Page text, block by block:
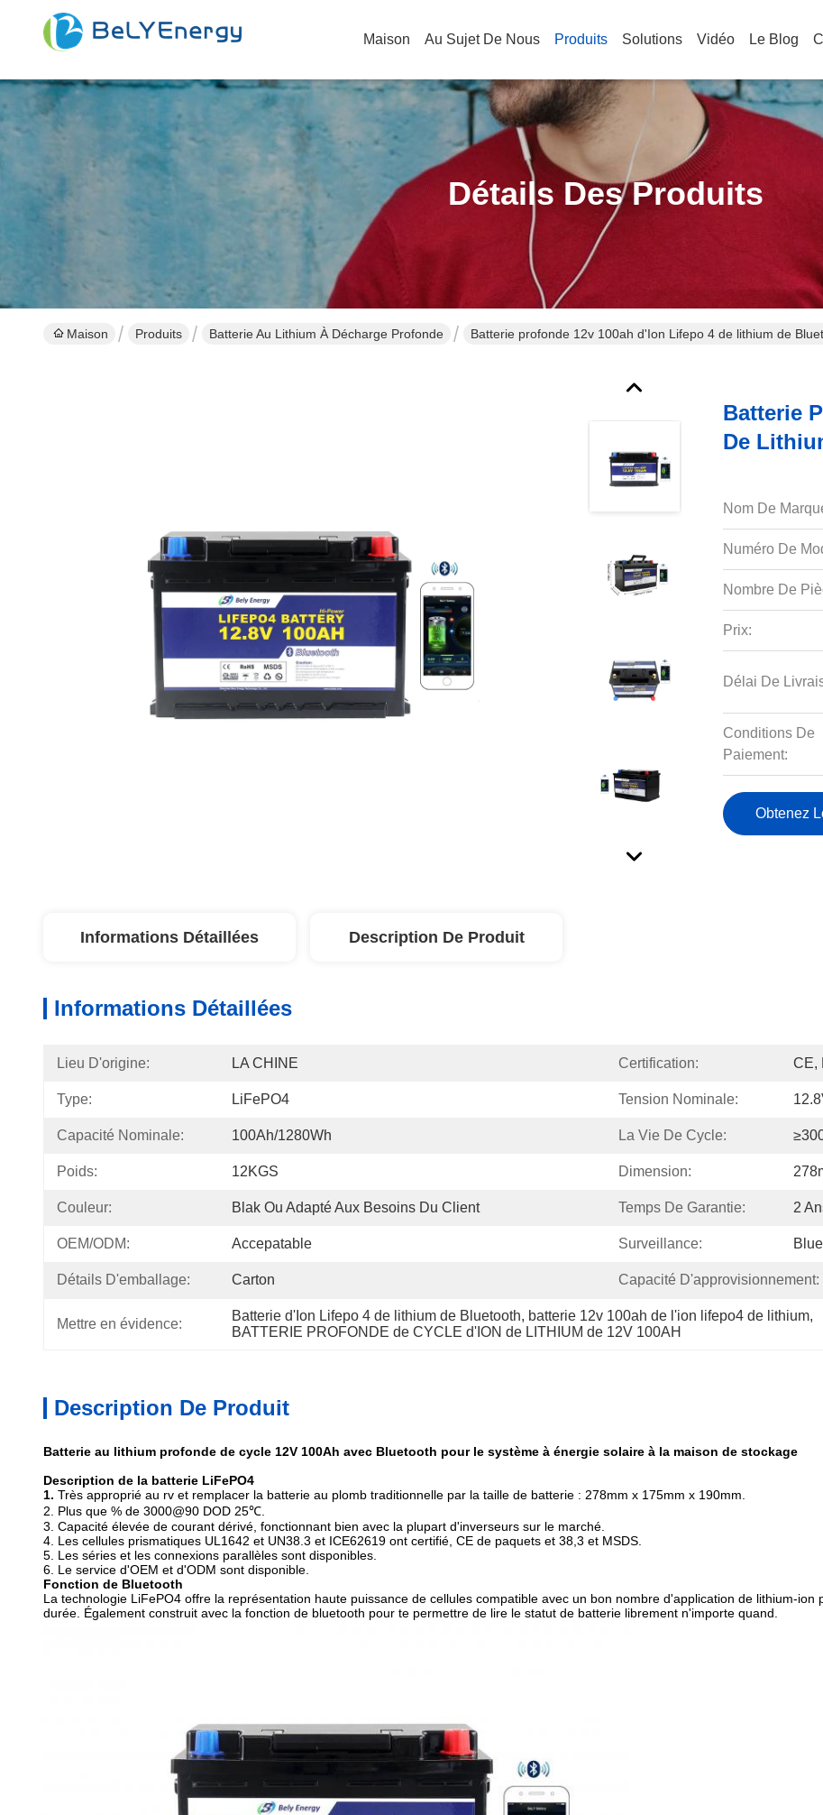
Maison Au Sujet De Nous Produits Solutions Vidéo Le Blog
Détails Des Produits
Maison Produits Batterie Au Lithium À Décharge Profonde Batterie profonde 12v 100ah d'Ion Lifepo 4 de lithium de
Batterie
De
Nom De
Numéro De
Nombre De
Prix:
Délai De
Conditions De
Paiement:
Obtenez
Informations Détaillées Description De Produit
Informations Détaillées
Lieu D'origine: LA CHINE Certification: CE,
Type: LiFePO4 Tension Nominale:
Capacité Nominale: 100Ah/1280Wh La Vie De Cycle:
Poids: 12KGS Dimension:
Couleur: Blak Ou Adapté Aux Besoins Du Client Temps De Garantie: 2
OEM/ODM: Accepatable Surveillance:
Détails D'emballage: Carton Capacité D'approvisionnement:
Mettre en évidence:
Batterie d'Ion Lifepo 4 de lithium de Bluetooth, batterie 12v 100ah de l'ion lifepo4 de lithium,
BATTERIE PROFONDE de CYCLE d'ION de LITHIUM de 12V 100AH
Description De Produit
Batterie au lithium profonde de cycle 12V 100Ah avec Bluetooth pour le système à énergie solaire à la maison de stockage
Description de la batterie LiFePO4
1. Très approprié au rv et remplacer la batterie au plomb traditionnelle par la taille de batterie : 278mm x 175mm x 190mm.
2. Plus que % de 3000@90 DOD 25℃.
3. Capacité élevée de courant dérivé, fonctionnant bien avec la plupart d'inverseurs sur le marché.
4. Les cellules prismatiques UL1642 et UN38.3 et ICE62619 ont certifié, CE de paquets et 38,3 et MSDS.
5. Les séries et les connexions parallèles sont disponibles.
6. Le service d'OEM et d'ODM sont disponible.
Fonction de Bluetooth
La technologie LiFePO4 offre la représentation haute puissance de cellules compatible avec un bon nombre d'application de lithium-
durée. Également construit avec la fonction de bluetooth pour te permettre de lire le statut de batterie librement n'importe quand.